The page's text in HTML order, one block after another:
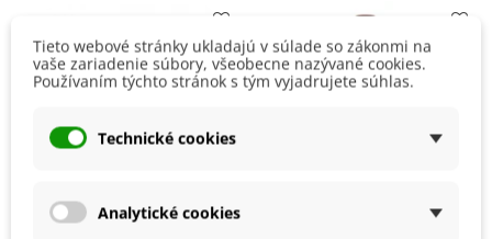
Tieto webové stránky ukladajú v súlade so zákonmi na
vaše zariadenie súbory, všeobecne nazývané cookies.
Používaním týchto stránok s tým vyjadrujete súhlas.
Technické cookies
Analytické cookies